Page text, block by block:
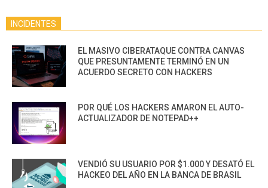
INCIDENTES
EL MASIVO CIBERATAQUE CONTRA CANVAS
QUE PRESUNTAMENTE TERMINÓ EN UN
ACUERDO SECRETO CON HACKERS
POR QUÉ LOS HACKERS AMARON EL AUTO-
ACTUALIZADOR DE NOTEPAD++
VENDIÓ SU USUARIO POR $1.000 Y DESATÓ EL
HACKEO DEL AÑO EN LA BANCA DE BRASIL